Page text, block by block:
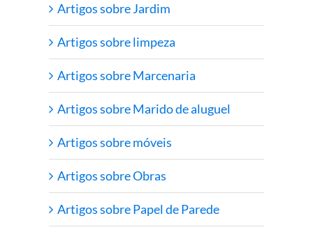
Artigos sobre Jardim
Artigos sobre limpeza
Artigos sobre Marcenaria
Artigos sobre Marido de aluguel
Artigos sobre móveis
Artigos sobre Obras
Artigos sobre Papel de Parede